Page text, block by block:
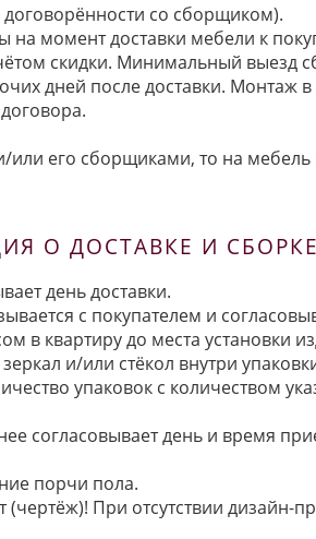
со сборщиком).
на момент доставки мебели к
скидки. Минимальный выезд
дней после доставки. Монтаж
его сборщиками, то на мебель
О ДОСТАВКЕ И
день доставки.
с покупателем и
в квартиру до места установки
и/или стёкол внутри
упаковок с количеством
согласовывает день и время
порчи пола.
При отсутствии дизайн-